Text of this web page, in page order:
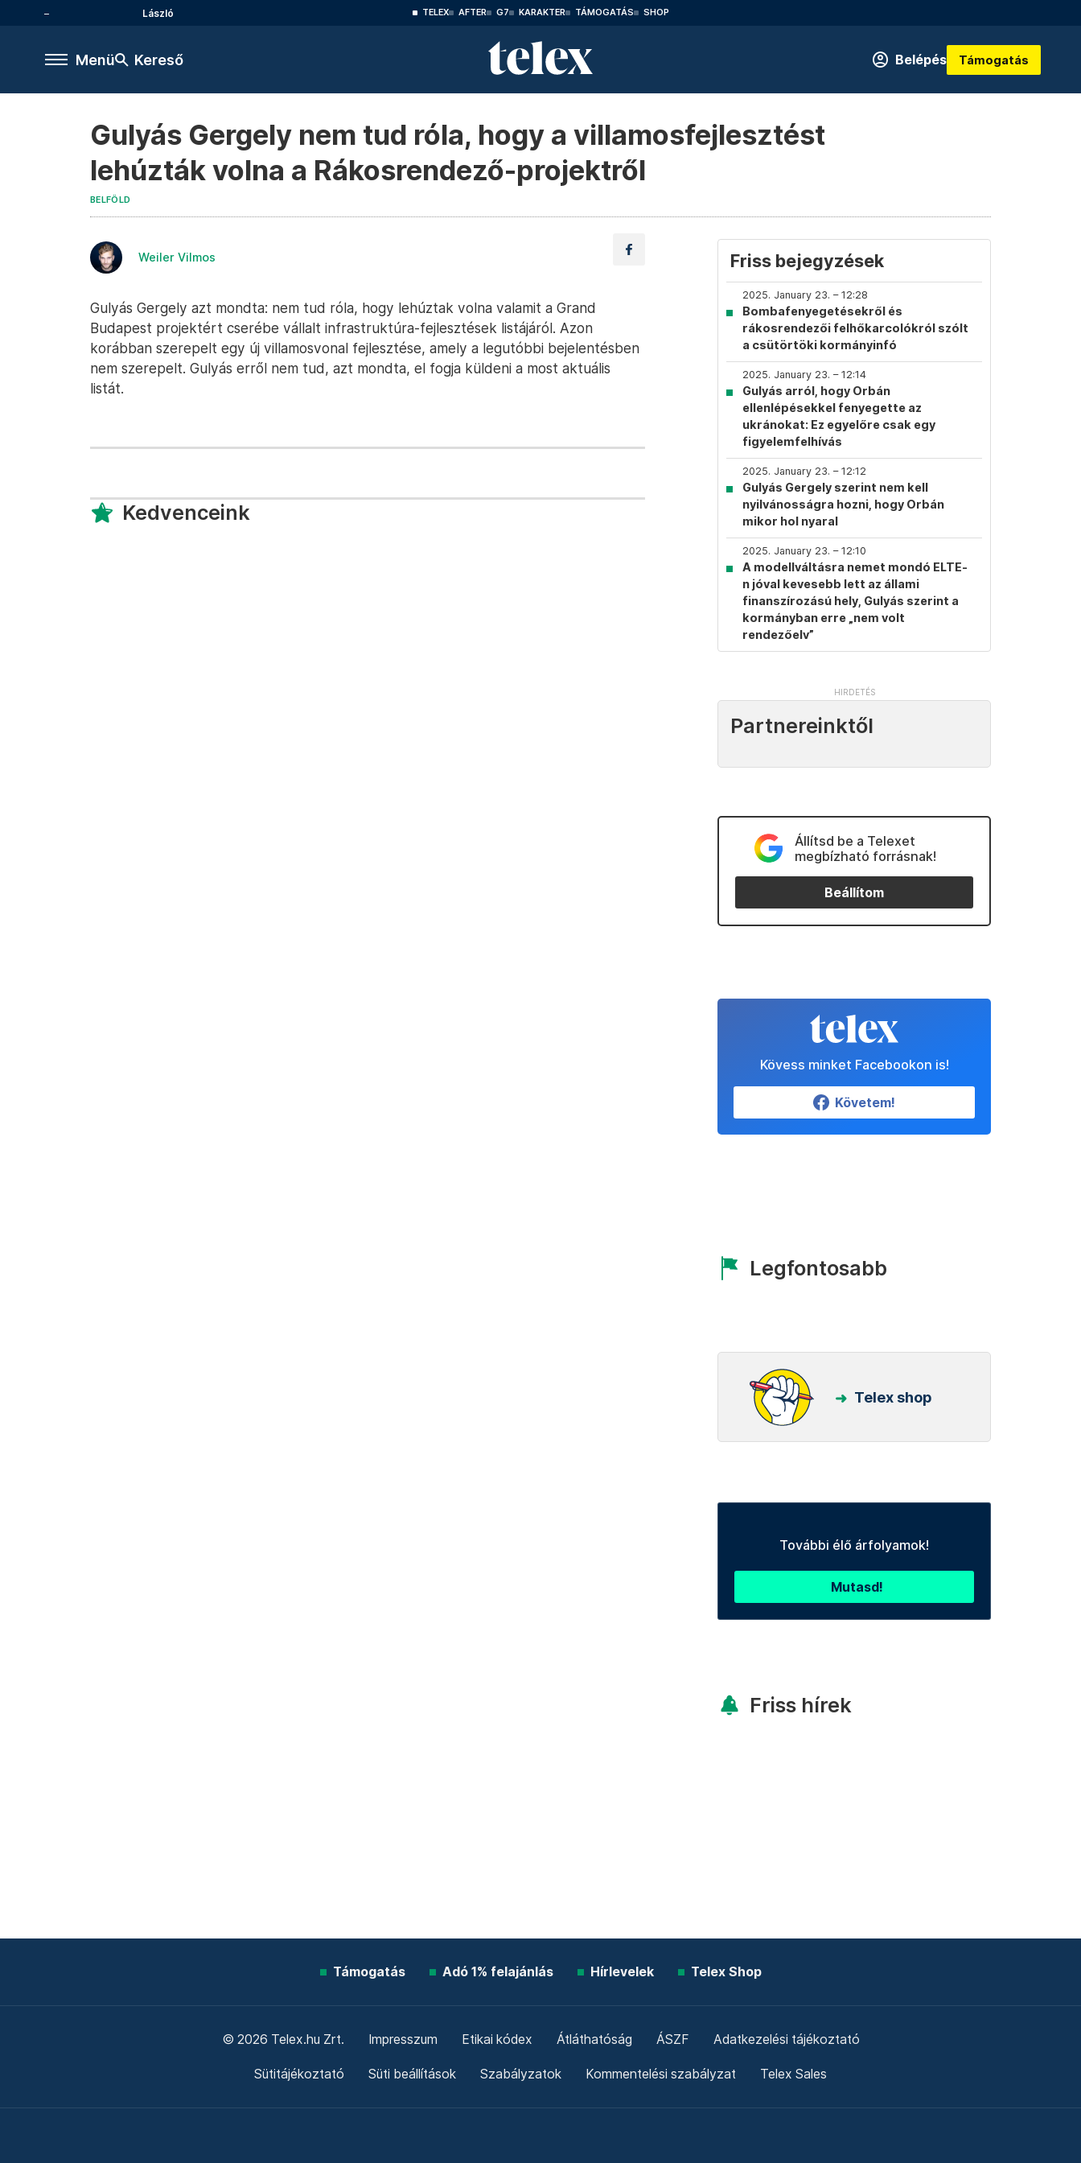
László TELEX AFTER G7 KARAKTER TÁMOGATÁS SHOP
Menü Kereső Belépés Támogatás
Gulyás Gergely nem tud róla, hogy a villamosfejlesztést
lehúzták volna a Rákosrendező-projektről
BELFÖLD
Weiler Vilmos
Gulyás Gergely azt mondta: nem tud róla, hogy lehúztak volna valamit a Grand
Budapest projektért cserébe vállalt infrastruktúra-fejlesztések listájáról. Azon
korábban szerepelt egy új villamosvonal fejlesztése, amely a legutóbbi bejelentésben
nem szerepelt. Gulyás erről nem tud, azt mondta, el fogja küldeni a most aktuális
listát.
Kedvenceink
Friss bejegyzések
2025. January 23. – 12:28
Bombafenyegetésekről és
rákosrendezői felhőkarcolókról szólt
a csütörtöki kormányinfó
2025. January 23. – 12:14
Gulyás arról, hogy Orbán
ellenlépésekkel fenyegette az
ukránokat: Ez egyelőre csak egy
figyelemfelhívás
2025. January 23. – 12:12
Gulyás Gergely szerint nem kell
nyilvánosságra hozni, hogy Orbán
mikor hol nyaral
2025. January 23. – 12:10
A modellváltásra nemet mondó ELTE-
n jóval kevesebb lett az állami
finanszírozású hely, Gulyás szerint a
kormányban erre „nem volt
rendezőelv”
Partnereinktől
Állítsd be a Telexet
megbízható forrásnak!
Beállítom
Kövess minket Facebookon is!
Követem!
Legfontosabb
Telex shop
További élő árfolyamok!
Mutasd!
Friss hírek
Támogatás Adó 1% felajánlás Hírlevelek Telex Shop
© 2026 Telex.hu Zrt. Impresszum Etikai kódex Átláthatóság ÁSZF Adatkezelési tájékoztató
Sütitájékoztató Süti beállítások Szabályzatok Kommentelési szabályzat Telex Sales